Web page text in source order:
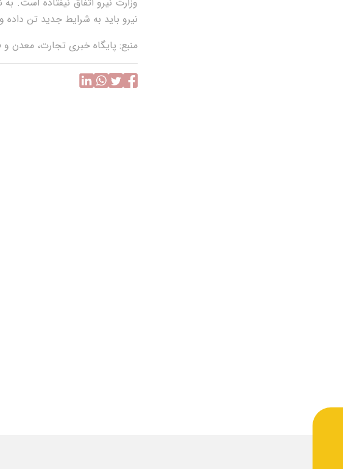
نیرو باید به شرایط جدید تن داده و
منبع: پایگاه خبری تجارت، معدن و